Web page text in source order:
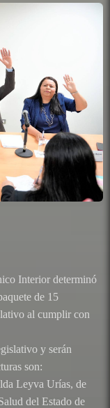
Interior determinó
de 15
al cumplir con
y serán
son:
Leyva Urías, de
del Estado de